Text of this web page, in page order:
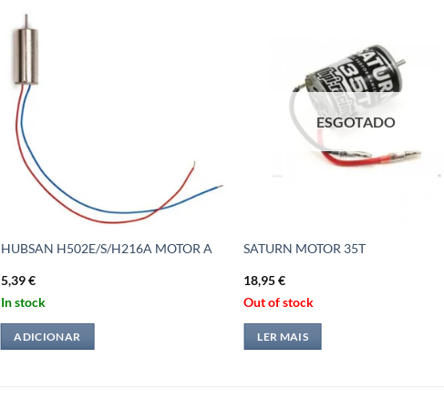
HUBSAN H502E/S/H216A MOTOR A
5,39€
In stock
ADICIONAR
ESGOTADO
SATURN MOTOR 35T
18,95€
Out of stock
LER MAIS